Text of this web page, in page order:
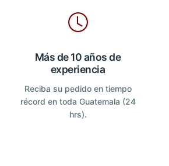
Más de 10 años de
experiencia
Reciba su pedido en tiempo
récord en toda Guatemala (24
hrs).